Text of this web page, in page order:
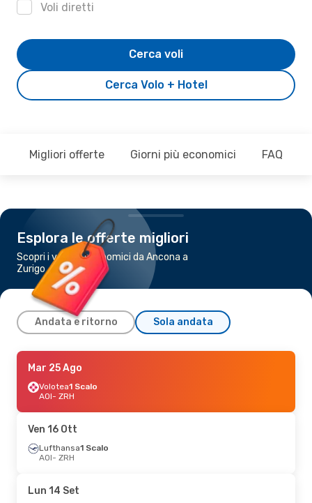
Voli diretti
Cerca Volo + Hotel
Cerca voli
Migliori offerte Giorni più economici FAQ
Esplora le offerte migliori
Scopri i voli più economici da Ancona a
Zurigo
Andata e ritorno Sola andata
Mer 9 Set- Mer 16 Set
Lufthansa1 Scalo
AOI- ZRH
ZRH- AOI
Ven 16 Ott- Mer 21 Ott
Lufthansa
ZRH - AOI
Mar 25 Ago
Volotea1 Scalo
AOI- ZRH
Ven 16 Ott
Lufthansa1 Scalo
AOI- ZRH
Lun 14 Set